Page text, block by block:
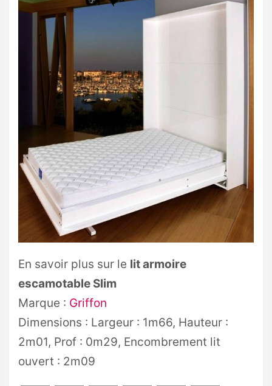
En savoir plus sur le lit armoire
escamotable Slim
Marque : Griffon
Dimensions : Largeur : 1m66, Hauteur :
2m01, Prof : 0m29, Encombrement lit
ouvert : 2m09